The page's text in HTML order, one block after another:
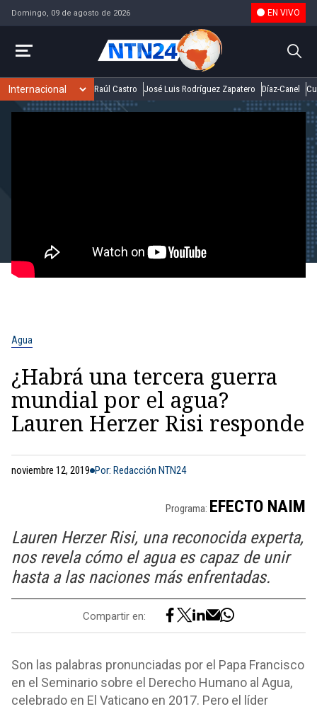
Domingo, 09 de agosto de 2026 EN VIVO
Raúl Castro José Luis Rodríguez Zapatero Díaz-Canel
Agua
¿Habrá una tercera guerra
mundial por el agua?
Lauren Herzer Risi responde
noviembre 12, 2019 Por: Redacción NTN24
Programa: EFECTO NAIM
Lauren Herzer Risi, una reconocida experta,
nos revela cómo el agua es capaz de unir
hasta a las naciones más enfrentadas.
Compartir en:
Son las palabras pronunciadas por el Papa Francisco
en el Seminario sobre el Derecho Humano al Agua,
celebrado en El Vaticano en 2017. Pero el líder